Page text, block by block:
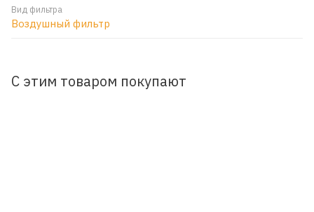
Вид фильтра
Воздушный фильтр
С этим товаром покупают